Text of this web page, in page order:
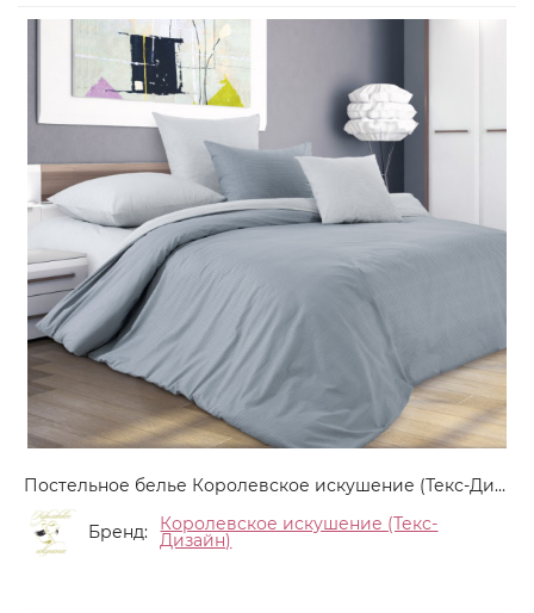
Постельное белье Королевское искушение (Текс-Дизайн) "Горный ветер", Зима-Лето, семейный, перкаль (6250ПН1982ГВ)
Бренд: Королевское искушение (Текс-
Дизайн)